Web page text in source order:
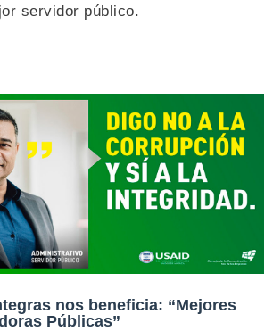
servidor público.
nos beneficia: “Mejores
Públicas”